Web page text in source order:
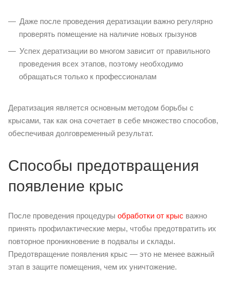
Даже после проведения дератизации важно регулярно
проверять помещение на наличие новых грызунов
Успех дератизации во многом зависит от правильного
проведения всех этапов, поэтому необходимо
обращаться только к профессионалам
Дератизация является основным методом борьбы с
крысами, так как она сочетает в себе множество способов,
обеспечивая долговременный результат.
Способы предотвращения
появление крыс
После проведения процедуры обработки от крыс важно
принять профилактические меры, чтобы предотвратить их
повторное проникновение в подвалы и склады.
Предотвращение появления крыс — это не менее важный
этап в защите помещения, чем их уничтожение.